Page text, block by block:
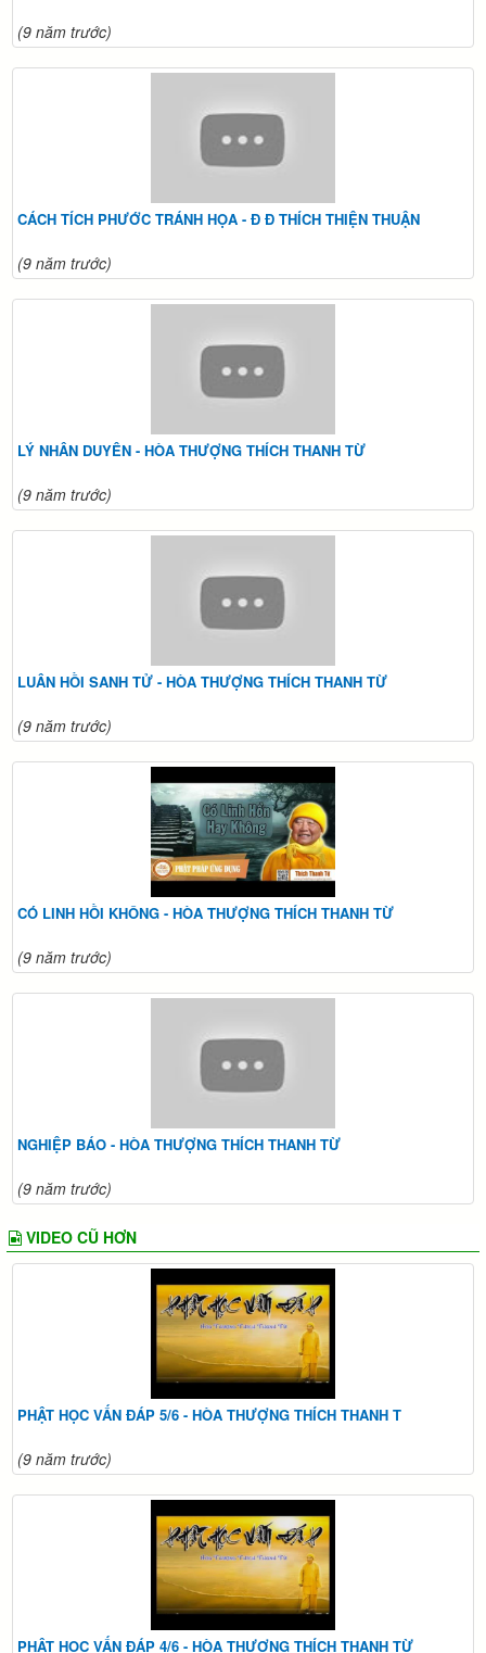
(9 năm trước)
CÁCH TÍCH PHƯỚC TRÁNH HỌA - Đ Đ THÍCH THIỆN THUẬN
(9 năm trước)
LÝ NHÂN DUYÊN - HÒA THƯỢNG THÍCH THANH TỪ
(9 năm trước)
LUÂN HỒI SANH TỬ - HÒA THƯỢNG THÍCH THANH TỪ
(9 năm trước)
CÓ LINH HỒI KHÔNG - HÒA THƯỢNG THÍCH THANH TỪ
(9 năm trước)
NGHIỆP BÁO - HÒA THƯỢNG THÍCH THANH TỪ
(9 năm trước)
VIDEO CŨ HƠN
PHẬT HỌC VẤN ĐÁP 5/6 - HÒA THƯỢNG THÍCH THANH T
(9 năm trước)
PHẬT HỌC VẤN ĐÁP 4/6 - HÒA THƯỢNG THÍCH THANH TỪ